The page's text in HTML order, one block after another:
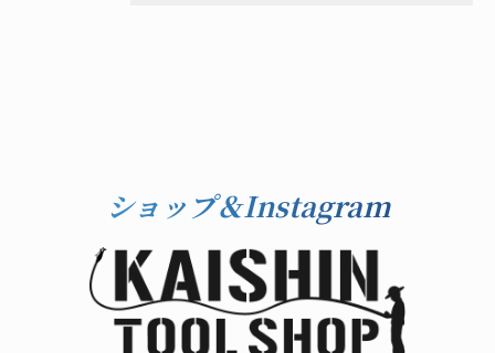
ショップ＆Instagram